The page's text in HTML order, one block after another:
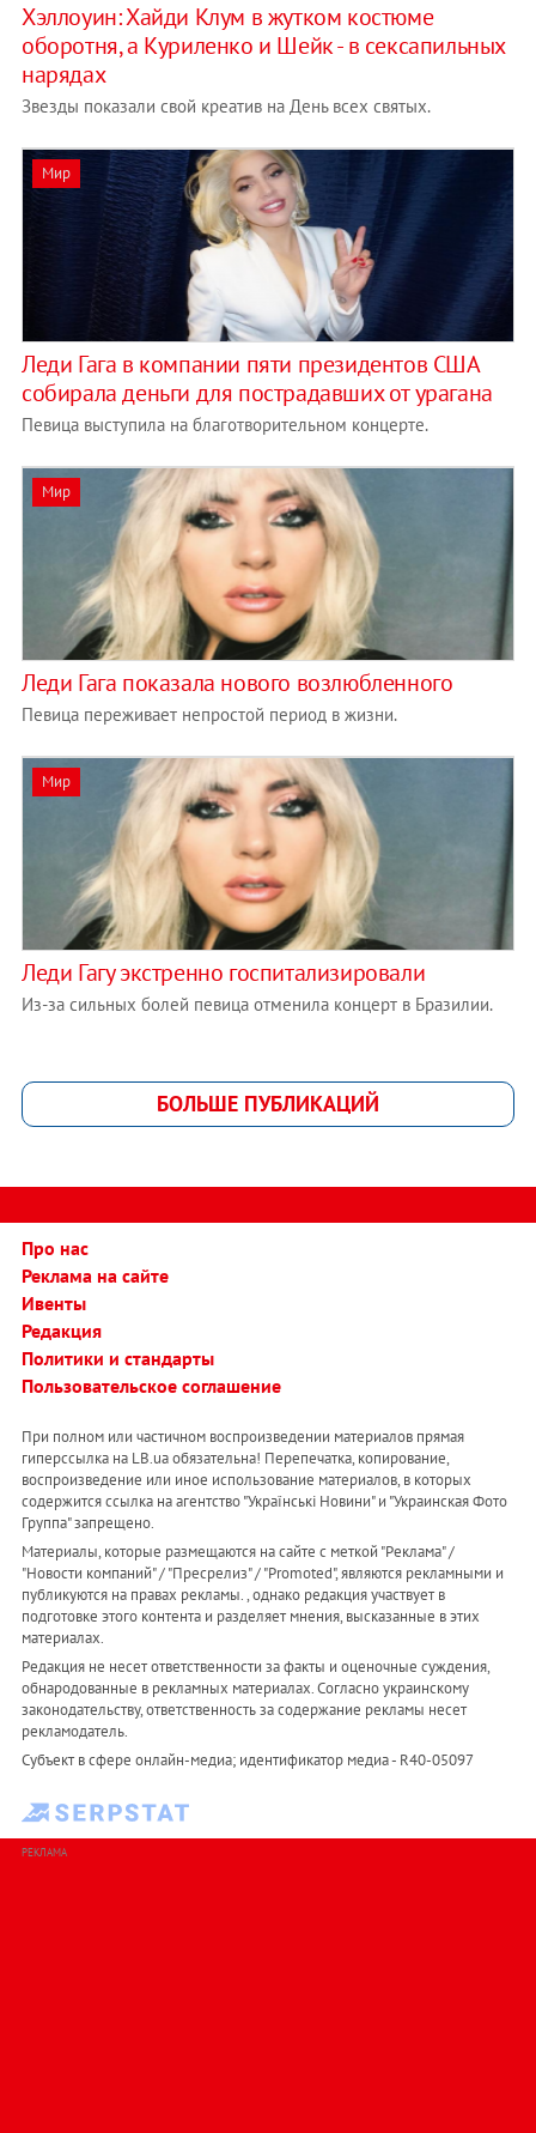
Хэллоуин: Хайди Клум в жутком костюме
оборотня, а Куриленко и Шейк - в сексапильных
нарядах
Звезды показали свой креатив на День всех святых.
Мир
Леди Гага в компании пяти президентов США
собирала деньги для пострадавших от урагана
Певица выступила на благотворительном концерте.
Мир
Леди Гага показала нового возлюбленного
Певица переживает непростой период в жизни.
Мир
Леди Гагу экстренно госпитализировали
Из-за сильных болей певица отменила концерт в Бразилии.
БОЛЬШЕ ПУБЛИКАЦИЙ
Про нас
Реклама на сайте
Ивенты
Редакция
Политики и стандарты
Пользовательское соглашение
При полном или частичном воспроизведении материалов прямая
гиперссылка на LB.ua обязательна! Перепечатка, копирование,
воспроизведение или иное использование материалов, в которых
содержится ссылка на агентство "Українськi Новини" и "Украинская Фото
Группа" запрещено.
Материалы, которые размещаются на сайте с меткой "Реклама" /
"Новости компаний" / "Пресрелиз" / "Promoted", являются рекламными и
публикуются на правах рекламы. , однако редакция участвует в
подготовке этого контента и разделяет мнения, высказанные в этих
материалах.
Редакция не несет ответственности за факты и оценочные суждения,
обнародованные в рекламных материалах. Согласно украинскому
законодательству, ответственность за содержание рекламы несет
рекламодатель.
Субъект в сфере онлайн-медиа; идентификатор медиа - R40-05097
РЕКЛАМА